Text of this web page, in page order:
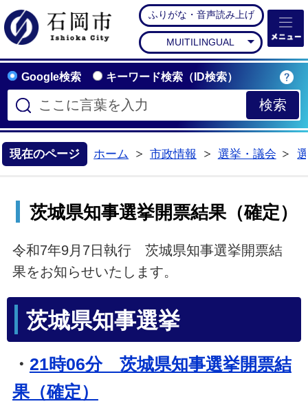
石岡市公式ホームペー
ふりがな・音声読み上げ
MUITILINGUAL
Google検索 キーワード検索（ID検索）
現在のページ ホーム
市政情報
選挙・議会
茨城県知事選挙開票結果（確定）
令和7年9月7日執行 茨城県知事選挙開票結
果をお知らせいたします。
茨城県知事選挙
・ 21時06分 茨城県知事選挙開票結
果（確定）